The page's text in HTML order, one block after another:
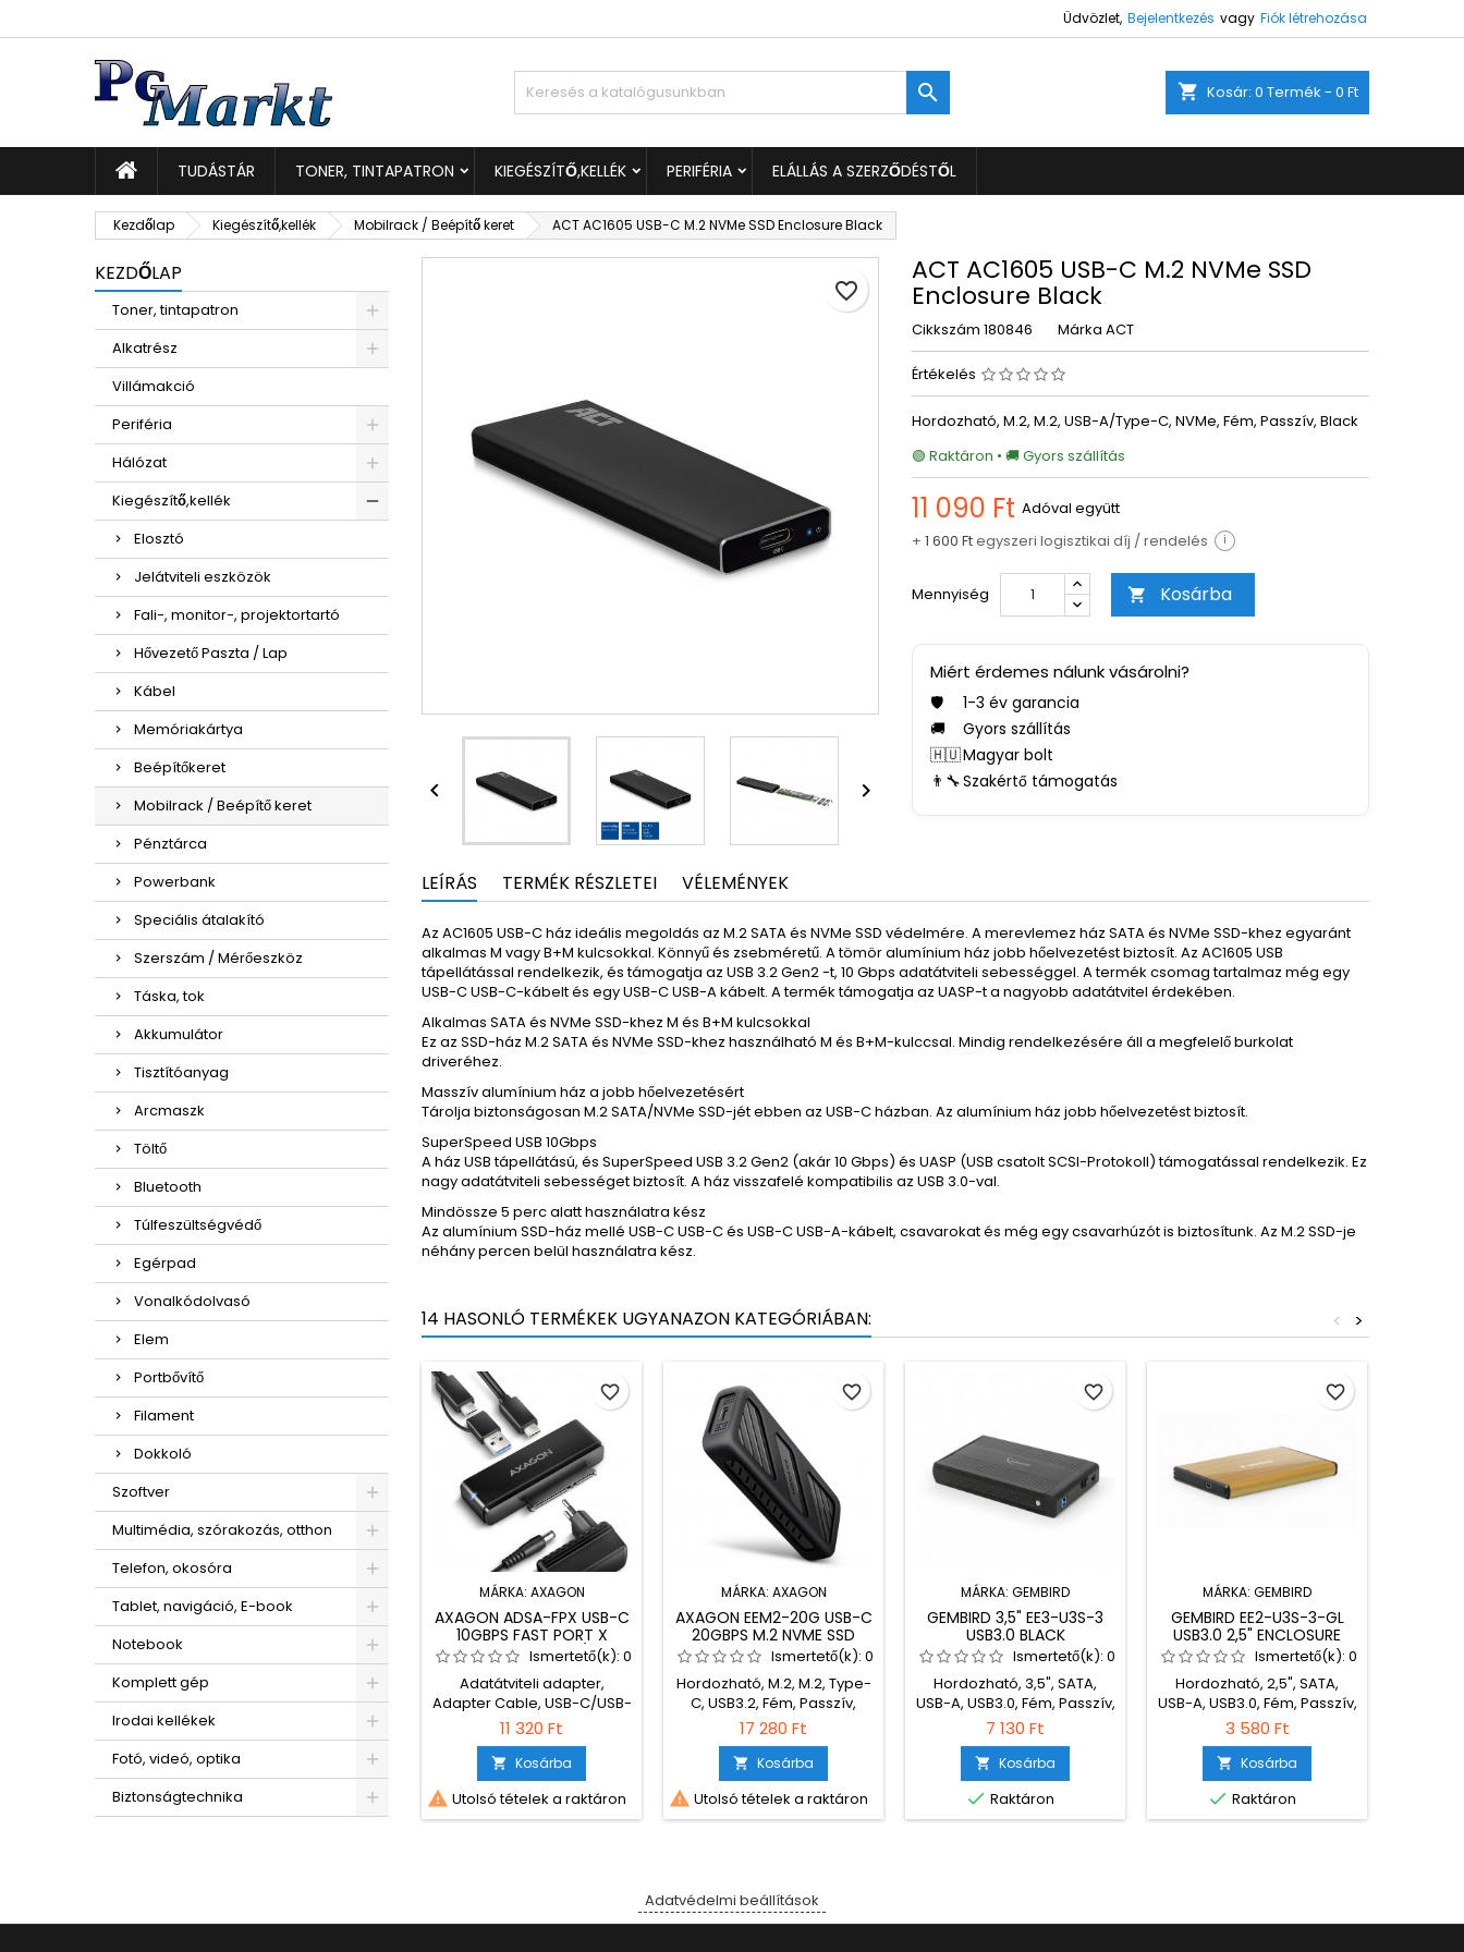
Üdvözlet, Bejelentkezés vagy Fiók létrehozása
shopping_cart Kosár: 0 Termék - 0 Ft

TUDÁSTÁR TONER, TINTAPATRON KIEGÉSZÍTŐ,KELLÉK PERIFÉRIA ELÁLLÁS A SZERZŐDÉSTŐL
Kezdőlap Kiegészítő,kellék Mobilrack / Beépítő keret ACT AC1605 USB-C M.2 NVMe SSD Enclosure Black
KEZDŐLAP
Toner, tintapatron
Alkatrész
Villámakció
Periféria
Hálózat
Kiegészítő,kellék
Elosztó
Jelátviteli eszközök
Fali-, monitor-, projektortartó
Hővezető Paszta / Lap
Kábel
Memóriakártya
Beépítőkeret
Mobilrack / Beépítő keret
Pénztárca
Powerbank
Speciális átalakító
Szerszám / Mérőeszköz
Táska, tok
Akkumulátor
Tisztítóanyag
Arcmaszk
Töltő
Bluetooth
Túlfeszültségvédő
Egérpad
Vonalkódolvasó
Elem
Portbővítő
Filament
Dokkoló
Szoftver
Multimédia, szórakozás, otthon
Telefon, okosóra
Tablet, navigáció, E-book
Notebook
Komplett gép
Irodai kellékek
Fotó, videó, optika
Biztonságtechnika
 
ACT AC1605 USB-C M.2 NVMe SSD
Enclosure Black
Cikkszám 180846 Márka ACT
Értékelés
Hordozható, M.2, M.2, USB-A/Type-C, NVMe, Fém, Passzív, Black
🟢 Raktáron • 🚚 Gyors szállítás
11 090 Ft Adóval együtt
+ 1 600 Ftegyszeri logisztikai díj / rendelés i
Mennyiség  Kosárba
favorite_border
Miért érdemes nálunk vásárolni?
🛡️
1-3 év garancia
🚚
Gyors szállítás
🇭🇺Magyar bolt
👨‍🔧Szakértő támogatás
LEÍRÁS TERMÉK RÉSZLETEI VÉLEMÉNYEK
Az AC1605 USB-C ház ideális megoldás az M.2 SATA és NVMe SSD védelmére. A merevlemez ház SATA és NVMe SSD-khez egyaránt
alkalmas M vagy B+M kulcsokkal. Könnyű és zsebméretű. A tömör alumínium ház jobb hőelvezetést biztosít. Az AC1605 USB
tápellátással rendelkezik, és támogatja az USB 3.2 Gen2 -t, 10 Gbps adatátviteli sebességgel. A termék csomag tartalmaz még egy
USB-C USB-C-kábelt és egy USB-C USB-A kábelt. A termék támogatja az UASP-t a nagyobb adatátvitel érdekében.
Alkalmas SATA és NVMe SSD-khez M és B+M kulcsokkal
Ez az SSD-ház M.2 SATA és NVMe SSD-khez használható M és B+M-kulccsal. Mindig rendelkezésére áll a megfelelő burkolat
driveréhez.
Masszív alumínium ház a jobb hőelvezetésért
Tárolja biztonságosan M.2 SATA/NVMe SSD-jét ebben az USB-C házban. Az alumínium ház jobb hőelvezetést biztosít.
SuperSpeed USB 10Gbps
A ház USB tápellátású, és SuperSpeed USB 3.2 Gen2 (akár 10 Gbps) és UASP (USB csatolt SCSI-Protokoll) támogatással rendelkezik. Ez
nagy adatátviteli sebességet biztosít. A ház visszafelé kompatibilis az USB 3.0-val.
Mindössze 5 perc alatt használatra kész
Az alumínium SSD-ház mellé USB-C USB-C és USB-C USB-A-kábelt, csavarokat és még egy csavarhúzót is biztosítunk. Az M.2 SSD-je
néhány percen belül használatra kész.
14 HASONLÓ TERMÉKEK UGYANAZON KATEGÓRIÁBAN: >
<
MÁRKA: AXAGON
AXAGON ADSA-FPX USB-C
10GBPS FAST PORT X
ADAPTER FOR 2,5"/3,5"
SSD/HDD
Ismertető(k): 0
Adatátviteli adapter,
Adapter Cable, USB-C/USB-
A, SATA, USB3.2,
Male/Female, Black
11 320 Ft
 Kosárba
 Utolsó tételek a raktáron
favorite_border
MÁRKA: AXAGON
AXAGON EEM2-20G USB-C
20GBPS M.2 NVME SSD
ARMORED BOX
Ismertető(k): 0
Hordozható, M.2, M.2, Type-
C, USB3.2, Fém, Passzív,
Black
17 280 Ft
 Kosárba
 Utolsó tételek a raktáron
favorite_border
MÁRKA: GEMBIRD
GEMBIRD 3,5" EE3-U3S-3
USB3.0 BLACK
Ismertető(k): 0
Hordozható, 3,5", SATA,
USB-A, USB3.0, Fém, Passzív,
Black
7 130 Ft
 Kosárba
 Raktáron
favorite_border
MÁRKA: GEMBIRD
GEMBIRD EE2-U3S-3-GL
USB3.0 2,5" ENCLOSURE
ALUMINIUM GOLD
Ismertető(k): 0
Hordozható, 2,5", SATA,
USB-A, USB3.0, Fém, Passzív,
Gold
3 580 Ft
 Kosárba
 Raktáron
favorite_border
Adatvédelmi beállítások
Kívánságlistáim
Új lista létrehozása
Kívánságlista létrehozása
Mégsem Kívánságlista létrehozása
Bejelentkezés
Be kell jelentkezned a termékek kívánságlistába történő mentéséhez.